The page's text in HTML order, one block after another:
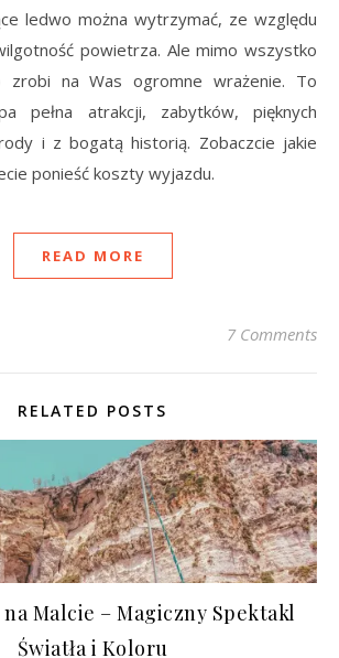
ledwo można wytrzymać, ze względu
powietrza. Ale mimo wszystko
zrobi na Was ogromne wrażenie. To
pełna atrakcji, zabytków, pięknych
i z bogatą historią. Zobaczcie jakie
ponieść koszty wyjazdu.
READ MORE
7 Comments
RELATED POSTS
Malcie – Magiczny Spektakl
Światła i Koloru